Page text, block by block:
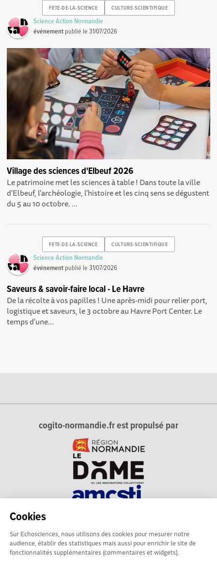
Cookies
Sur Echosciences, nous utilisons des cookies pour mesurer notre
audience, établir des statistiques mais aussi pour enrichir le site de
fonctionnalités supplémentaires (commentaires et widgets).
FETE-DE-LA-SCIENCE CULTURE-SCIENTIFIQUE
Science Action Normandie
événement publié le31/07/2026
Village des sciences d'Elbeuf 2026
Le patrimoine met les sciences à table ! Dans toute la ville
d'Elbeuf, l'archéologie, l'histoire et les cinq sens se dégustent
du 5 au 10 octobre. ...
FETE-DE-LA-SCIENCE CULTURE-SCIENTIFIQUE
Science Action Normandie
événement publié le31/07/2026
Saveurs & savoir-faire local - Le Havre
De la récolte à vos papilles ! Une après-midi pour relier port,
logistique et saveurs, le 3 octobre au Havre Port Center. Le
temps d'une...
cogito-normandie.fr est propulsé par
technique et du dialogue science-société en Normandie.
cogito-normandie.fr est membre du réseau Echosciences
France animé par l'Amcsti.